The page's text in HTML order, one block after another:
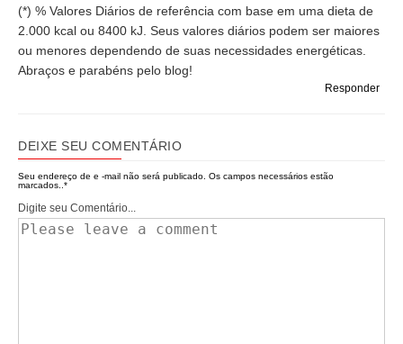
(*) % Valores Diários de referência com base em uma dieta de
2.000 kcal ou 8400 kJ. Seus valores diários podem ser maiores
ou menores dependendo de suas necessidades energéticas.
Abraços e parabéns pelo blog!
Responder
DEIXE SEU COMENTÁRIO
Seu endereço de e -mail não será publicado. Os campos necessários estão
marcados..*
Digite seu Comentário...